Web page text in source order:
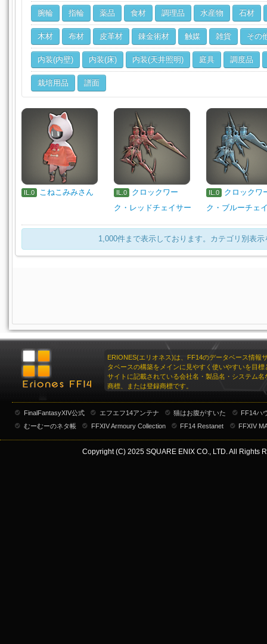
腕輪 指輪 薬品 食材 調理品 水産物 石材
木材 布材 皮革材 錬金術材 触媒 雑貨 その
内装(内壁) 内装(床) 内装(天井照明) 庭具 調度品
栽培用品 譜面
IL.0 こねこみみさん IL.0
クロックワー
ク・レッドチェイサー
IL.0
クロックワ
ク・ブルーチェ
1,000件まで表示しております。カテゴリ別表
ERIONES(エリオネス)は、FF14のデータベース情報
タベースの構築をメインに見やすく使いやすいを目標
サイトに記載されている会社名・製品名・システム名
商標、または登録商標です。
FinalFantasyXIV公式 エフエフ14アンテナ 猫はお腹がすいた
FF14ハ
むーむーのネタ帳
FFXIV Armoury Collection FF14 Restanet FFXIV
Copyright (C) 2025 SQUARE ENIX CO., LTD. All Rights